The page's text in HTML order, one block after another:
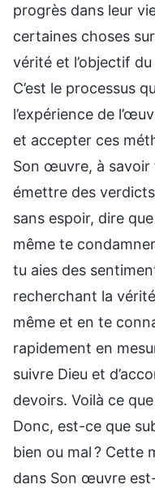
progrès dans leur
certaines choses
vérité et l’objectif
C’est le processus
l’expérience de
et accepter ces
Son œuvre, à savoir
émettre des
sans espoir, dire
même te
tu aies des
recherchant la
même et en te
rapidement en
suivre Dieu et
devoirs. Voilà ce
Donc, est-ce que
bien ou mal ? Cette
dans Son œuvre